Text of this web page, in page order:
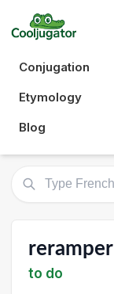
Conjugation
Etymology
Blog
reramper
to do